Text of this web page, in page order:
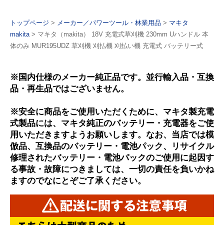
トップページ > メーカー／パワーツール・林業用品 > マキタ
makita> マキタ（makita） 18V 充電式草刈機 230mm Uハンドル 本
体のみ MUR195UDZ 草刈機 刈払機 刈払い機 充電式 バッテリー式
※国内仕様のメーカー純正品です。並行輸入品・互換
品・再生品ではございません。
※安全に商品をご使用いただくために、マキタ製充電
式製品には、マキタ純正のバッテリー・充電器をご使
用いただきますようお願いします。なお、当店では模
倣品、互換品のバッテリー・電池パック、リサイクル
修理されたバッテリー・電池パックのご使用に起因す
る事故・故障につきましては、一切の責任を負いかね
ますのでなにとぞご了承ください。